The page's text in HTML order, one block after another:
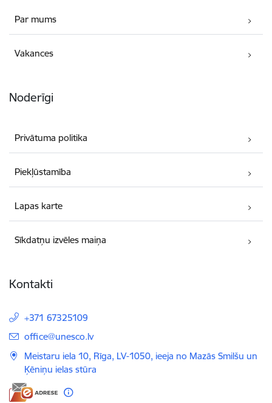
Par mums
Vakances
Noderīgi
Privātuma politika
Piekļūstamība
Lapas karte
Sīkdatņu izvēles maiņa
Kontakti
+371 67325109
E-pasts:
office@unesco.lv
Meistaru iela 10, Rīga, LV-1050, ieeja no Mazās Smilšu un
Ķēniņu ielas stūra